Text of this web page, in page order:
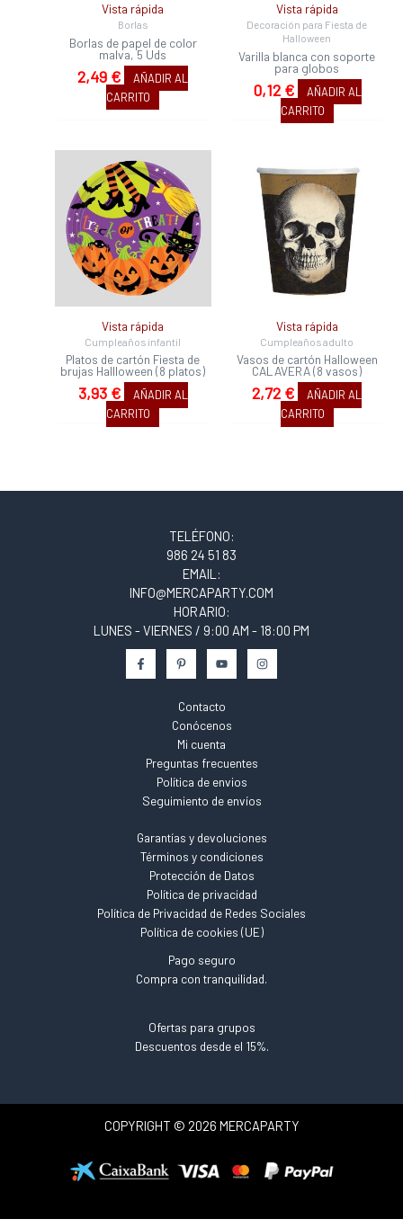
Vista rápida
Borlas
Borlas de papel de color
malva, 5 Uds
2,49 €
AÑADIR AL
CARRITO
Vista rápida
Decoración para Fiesta de
Halloween
Varilla blanca con soporte
para globos
0,12 €
AÑADIR AL
CARRITO
Vista rápida
Cumpleaños infantil
Platos de cartón Fiesta de
brujas Hallloween (8 platos)
3,93 €
AÑADIR AL
CARRITO
Vista rápida
Cumpleaños adulto
Vasos de cartón Halloween
CALAVERA (8 vasos)
2,72 €
AÑADIR AL
CARRITO
TELÉFONO:
986 24 51 83
EMAIL:
INFO@MERCAPARTY.COM
HORARIO:
LUNES - VIERNES / 9:00 AM - 18:00 PM
Contacto
Conócenos
Mi cuenta
Preguntas frecuentes
Política de envios
Seguimiento de envíos
Garantías y devoluciones
Términos y condiciones
Protección de Datos
Política de privacidad
Política de Privacidad de Redes Sociales
Política de cookies (UE)
Pago seguro
Compra con tranquilidad.
Ofertas para grupos
Descuentos desde el 15%.
COPYRIGHT © 2026 MERCAPARTY